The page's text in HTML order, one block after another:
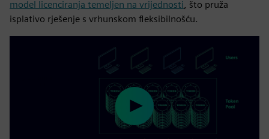
model licenciranja temeljen na vrijednosti , što pruža
isplativo rješenje s vrhunskom fleksibilnošću.
Play